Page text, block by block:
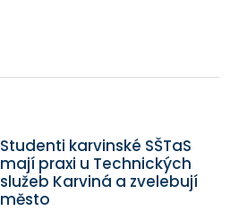
Studenti karvinské SŠTaS
mají praxi u Technických
služeb Karviná a zvelebují
město